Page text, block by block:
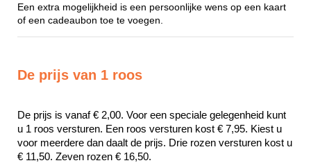
Een extra mogelijkheid is een persoonlijke wens op een kaart
of een cadeaubon toe te voegen.
De prijs van 1 roos
De prijs is vanaf € 2,00. Voor een speciale gelegenheid kunt
u 1 roos versturen. Een roos versturen kost € 7,95. Kiest u
voor meerdere dan daalt de prijs. Drie rozen versturen kost u
€ 11,50. Zeven rozen € 16,50.